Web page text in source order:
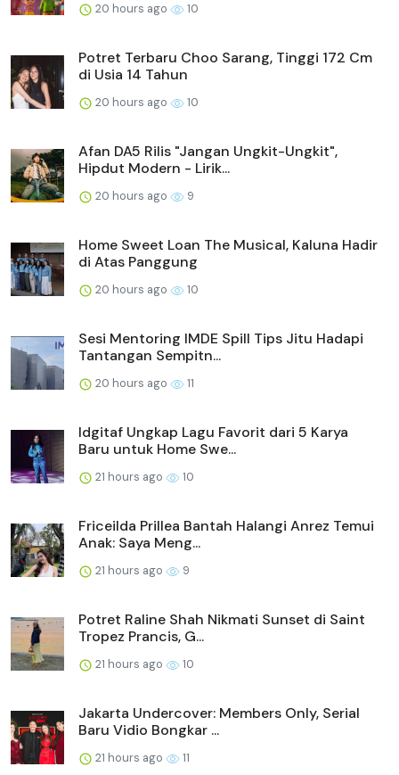
20 hours ago 10
Potret Terbaru Choo Sarang, Tinggi 172 Cm
di Usia 14 Tahun
20 hours ago 10
Afan DA5 Rilis "Jangan Ungkit-Ungkit",
Hipdut Modern - Lirik...
20 hours ago 9
Home Sweet Loan The Musical, Kaluna Hadir
di Atas Panggung
20 hours ago 10
Sesi Mentoring IMDE Spill Tips Jitu Hadapi
Tantangan Sempitn...
20 hours ago 11
Idgitaf Ungkap Lagu Favorit dari 5 Karya
Baru untuk Home Swe...
21 hours ago 10
Friceilda Prillea Bantah Halangi Anrez Temui
Anak: Saya Meng...
21 hours ago 9
Potret Raline Shah Nikmati Sunset di Saint
Tropez Prancis, G...
21 hours ago 10
Jakarta Undercover: Members Only, Serial
Baru Vidio Bongkar ...
21 hours ago 11